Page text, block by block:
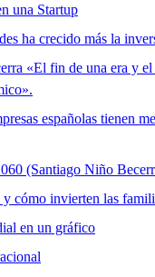
una Startup
ha crecido más la
«El fin de una era y
españolas tienen
(Santiago Niño
y cómo invierten las
en un gráfico